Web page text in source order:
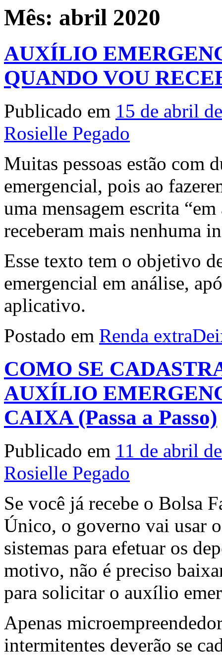
Mês: abril 2020
AUXÍLIO
QUANDO VOU
Publicado em 15 de abril
Rosielle Pegado
Muitas pessoas estão com
emergencial, pois ao
uma mensagem escrita
receberam mais nenhuma
Esse texto tem o objetivo
emergencial em análise,
aplicativo.
Postado em Renda extra
COMO SE
AUXÍLIO
CAIXA (Passa a Passo)
Publicado em 11 de abril
Rosielle Pegado
Se você já recebe o Bolsa
Único, o governo vai usar
sistemas para efetuar os
motivo, não é preciso
para solicitar o auxílio
Apenas
intermitentes deverão se